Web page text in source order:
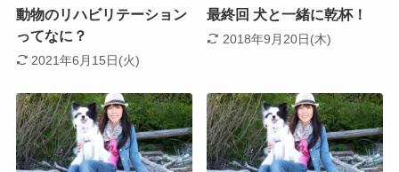
動物のリハビリテーション
ってなに？
2021年6月15日(火)
最終回 犬と一緒に乾杯！
2018年9月20日(木)